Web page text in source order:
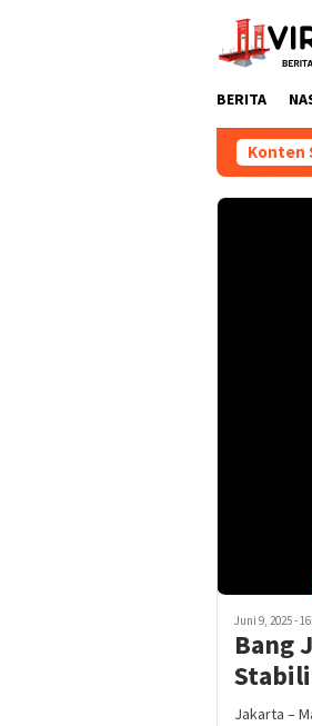
BERITA
Konten
Juni 9, 2025 -
Bang
Jakarta –